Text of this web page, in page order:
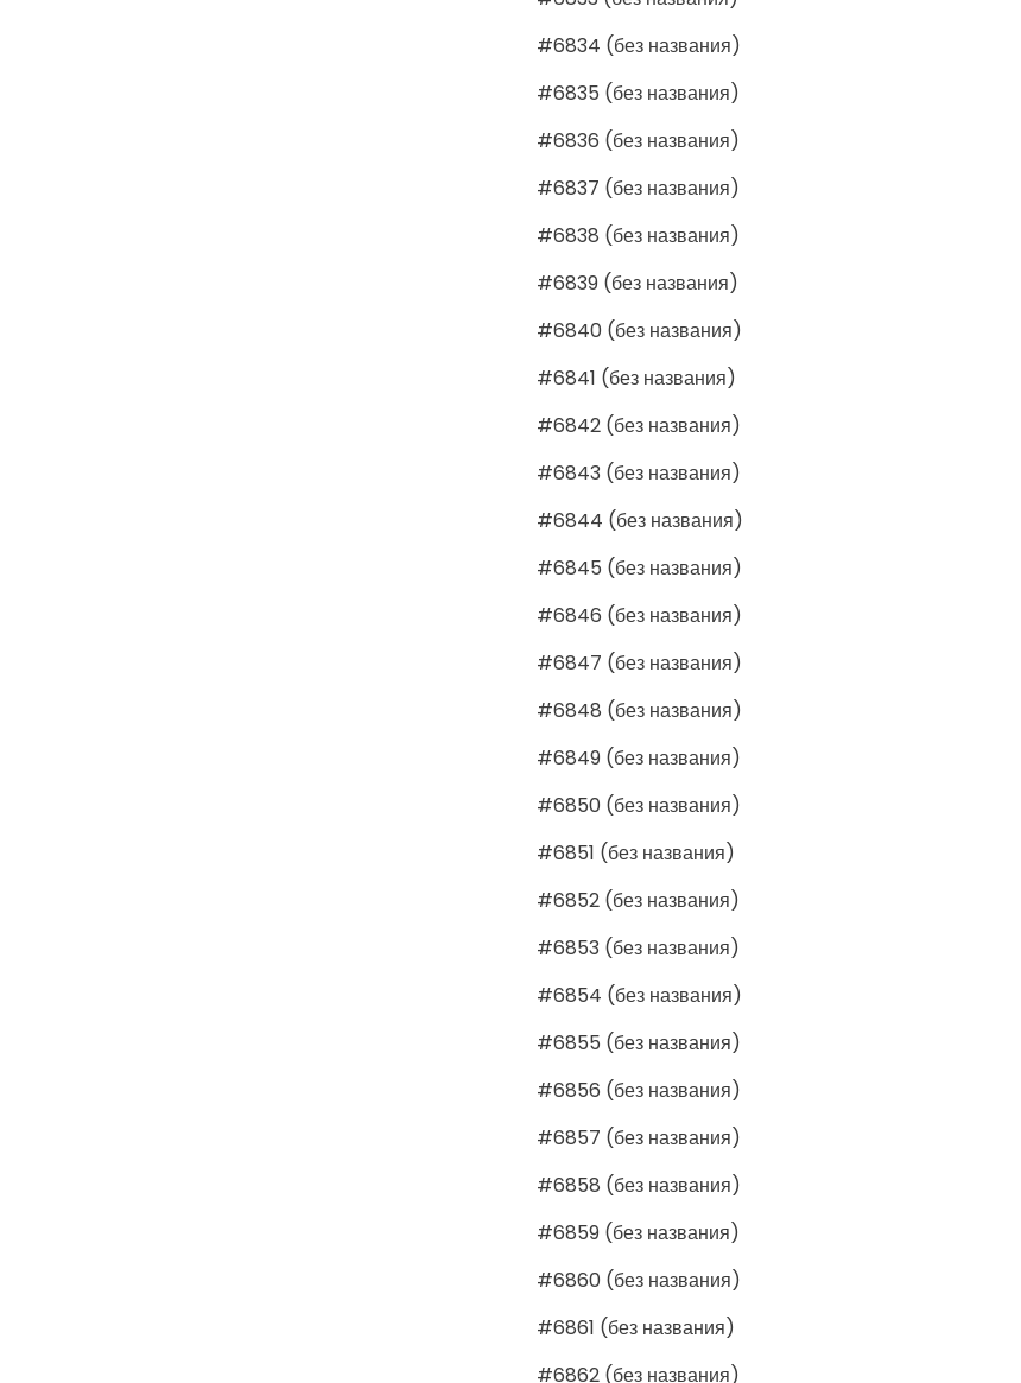
#6834 (без названия)
#6835 (без названия)
#6836 (без названия)
#6837 (без названия)
#6838 (без названия)
#6839 (без названия)
#6840 (без названия)
#6841 (без названия)
#6842 (без названия)
#6843 (без названия)
#6844 (без названия)
#6845 (без названия)
#6846 (без названия)
#6847 (без названия)
#6848 (без названия)
#6849 (без названия)
#6850 (без названия)
#6851 (без названия)
#6852 (без названия)
#6853 (без названия)
#6854 (без названия)
#6855 (без названия)
#6856 (без названия)
#6857 (без названия)
#6858 (без названия)
#6859 (без названия)
#6860 (без названия)
#6861 (без названия)
#6862 (без названия)